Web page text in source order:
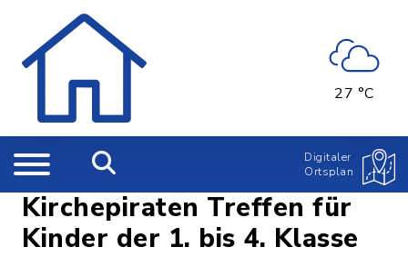
27 °C
Digitaler
Ortsplan
Kirchepiraten Treffen für
Kinder der 1. bis 4. Klasse